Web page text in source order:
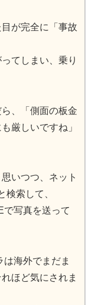
が完全に「事故
てしまい、乗り
、「側面の板金
厳しいですね」
いつつ、ネット
検索して、
で写真を送って
海外でまだま
ほど気にされま